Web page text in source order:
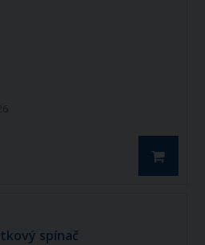
spínač